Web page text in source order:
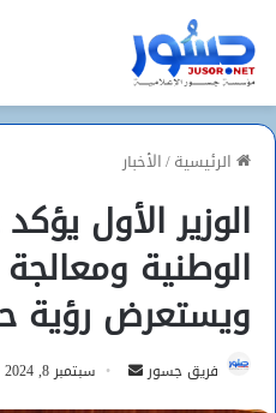
الرئيسية/الأخبار
الوزير الأول
الوطنية
ويستعرض رؤية
فريق جسور
أرسل سبتمبر 8, 2024